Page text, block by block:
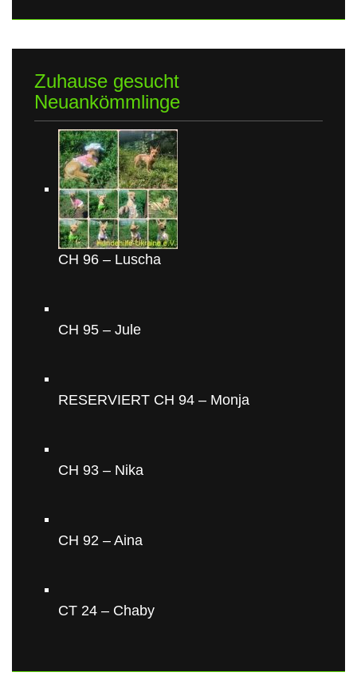
Zuhause gesucht
Neuankömmlinge
CH 96 – Luscha
CH 95 – Jule
RESERVIERT CH 94 – Monja
CH 93 – Nika
CH 92 – Aina
CT 24 – Chaby